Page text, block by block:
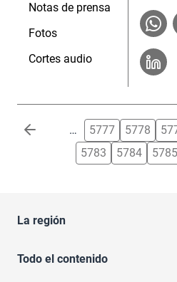
Notas de prensa
Fotos
Cortes audio
Paginación … 5777 5778
5783
5784 5785
La región
Todo el contenido